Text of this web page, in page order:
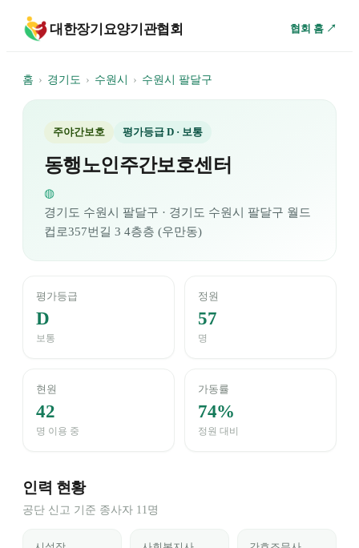
대한장기요양기관협회 협회 홈 ↗
홈 › 경기도 › 수원시 › 수원시 팔달구
주야간보호 평가등급 D · 보통
동행노인주간보호센터
◍
경기도 수원시 팔달구 · 경기도 수원시 팔달구 월드
컵로357번길 3 4층층 (우만동)
평가등급
D
보통
정원
57
명
현원
42
명 이용 중
가동률
74%
정원 대비
인력 현황
공단 신고 기준 종사자 11명